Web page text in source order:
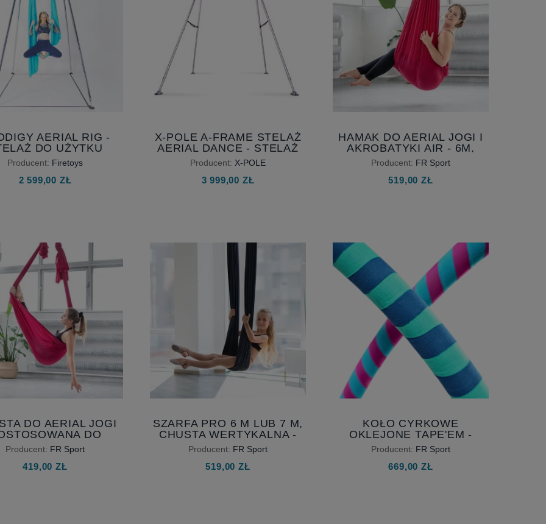
AERIAL RIG -
DO UŻYTKU
DO ĆWICZEŃ
STATYCZNYCH
Producent: Firetoys
2 599,00 ZŁ
X-POLE A-FRAME STELAŻ
AERIAL DANCE - STELAŻ
DO AKROBATYKI
Producent: X-POLE
3 999,00 ZŁ
HAMAK DO AERIAL JOGI I
AKROBATYKI AIR - 6M,
SZEROKOŚĆ 230 CM,
AERIAL YOGA HAMMOCK
Producent: FR Sport
519,00 ZŁ
DO AERIAL JOGI
DO
POTRZEB -
HAMAK DO JOGI
DLA CIEBIE
Producent: FR Sport
419,00 ZŁ
SZARFA PRO 6 M LUB 7 M,
CHUSTA WERTYKALNA -
ZESTAW AERIAL SILKS DLA
DZIECI 6M LUB 7 M
Producent: FR Sport
519,00 ZŁ
KOŁO CYRKOWE
OKLEJONE TAPE'EM -
DWUKOLOROWE
Producent: FR Sport
669,00 ZŁ